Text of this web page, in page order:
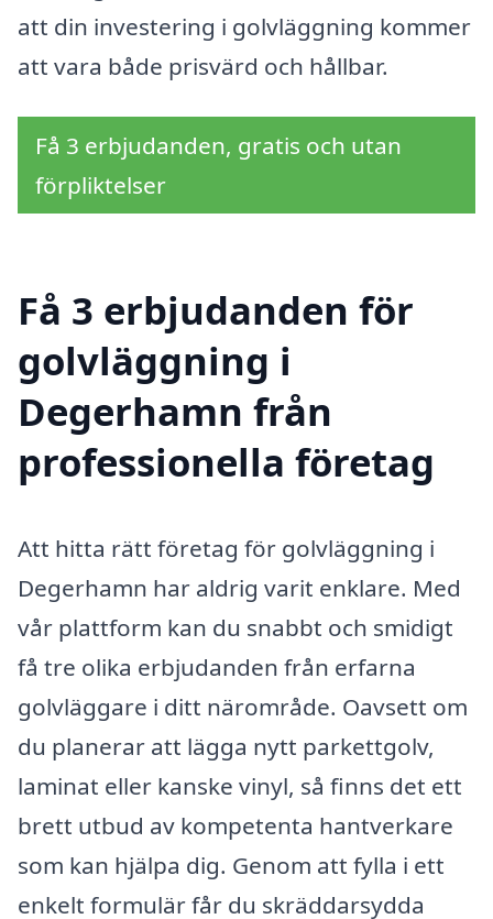
att din investering i golvläggning kommer
att vara både prisvärd och hållbar.
Få 3 erbjudanden, gratis och utan
förpliktelser
Få 3 erbjudanden för
golvläggning i
Degerhamn från
professionella företag
Att hitta rätt företag för golvläggning i
Degerhamn har aldrig varit enklare. Med
vår plattform kan du snabbt och smidigt
få tre olika erbjudanden från erfarna
golvläggare i ditt närområde. Oavsett om
du planerar att lägga nytt parkettgolv,
laminat eller kanske vinyl, så finns det ett
brett utbud av kompetenta hantverkare
som kan hjälpa dig. Genom att fylla i ett
enkelt formulär får du skräddarsydda